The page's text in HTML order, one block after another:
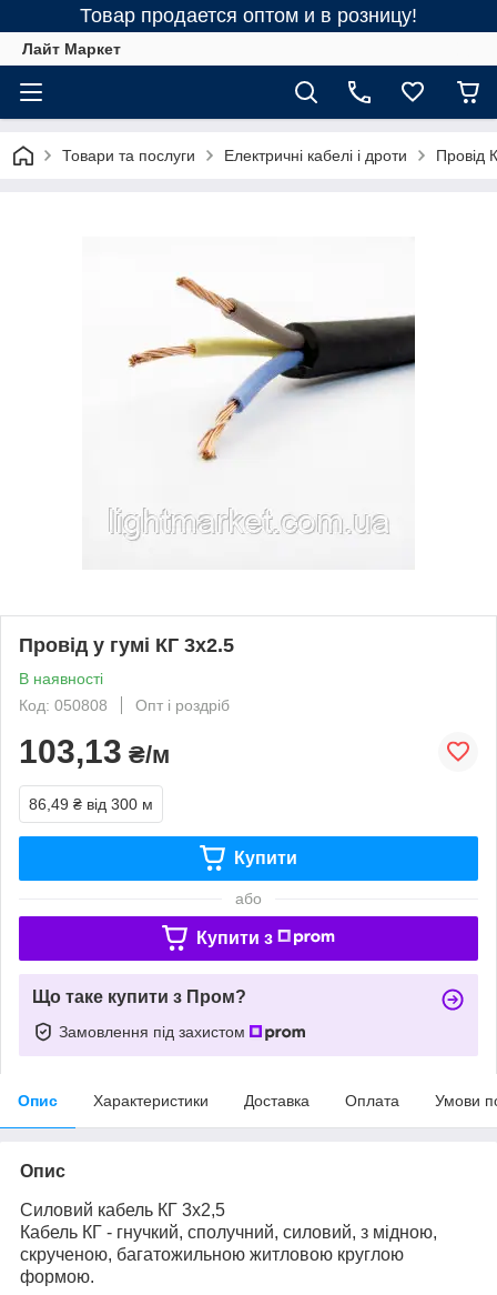
Товар продается оптом и в розницу!
Лайт Маркет
Товари та послуги Електричні кабелі і дроти Провід
Провід у гумі КГ 3х2.5
В наявності
Код: 050808
Опт і роздріб
103,13 ₴/м
86,49 ₴ від 300 м
Купити
або
Купити з
Що таке купити з Пром?
Замовлення під захистом
Опис Характеристики Доставка Оплата Умови
Опис
Силовий кабель КГ 3х2,5
Кабель КГ - гнучкий, сполучний, силовий, з мідною,
скрученою, багатожильною житловою круглою
формою.